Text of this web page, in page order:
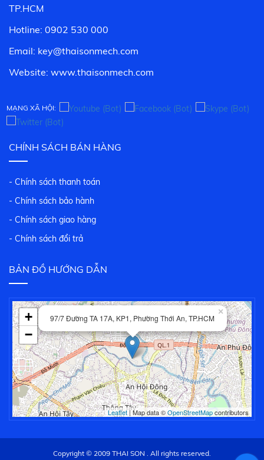
TP.HCM
Hotline: 0902 530 000
Email: key@thaisonmech.com
Website: www.thaisonmech.com
MẠNG XÃ HỘI:
CHÍNH SÁCH BÁN HÀNG
- Chính sách thanh toán
- Chính sách bảo hành
- Chính sách giao hàng
- Chính sách đổi trả
BẢN ĐỒ HƯỚNG DẪN
97/7 Đường TA 17A, KP1, Phường Thới An, TP.HCM
×
+
−
Leaflet| Map data ©OpenStreetMapcontributors
Copyright © 2009 THAI SON . All rights reserved.